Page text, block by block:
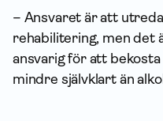
– Ansvaret är att
rehabilitering, men det
ansvarig för att
mindre självklart än